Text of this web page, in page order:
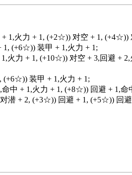
1,火力 + 1, (+2☆)) 对空 + 1, (+4☆))
(+6☆)) 装甲 + 1,火力 + 1;
火力 + 1, (+10☆)) 对空 + 3,回避 + 2,
(+6☆)) 装甲 + 1,火力 + 1;
中 + 1,火力 + 1, (+8☆)) 回避 + 1,
潜 + 2, (+3☆)) 回避 + 1, (+5☆)) 回